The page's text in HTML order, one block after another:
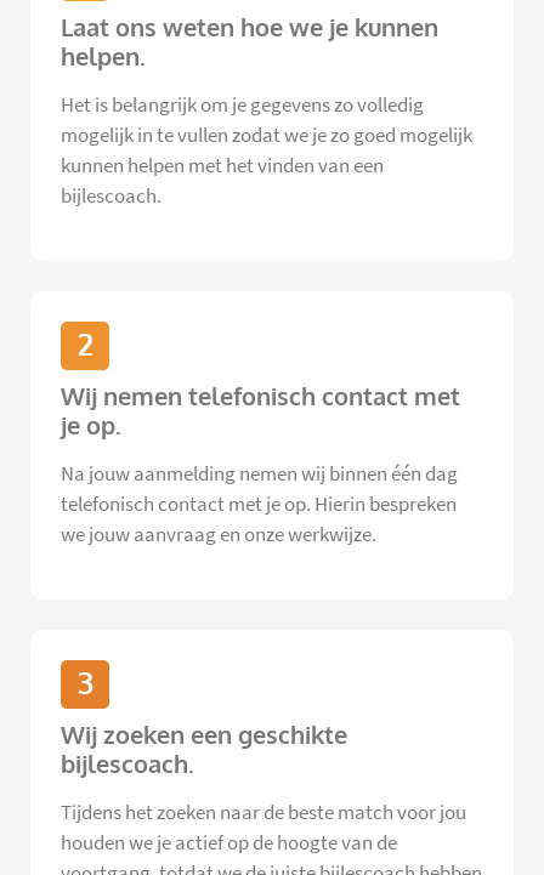
Laat ons weten hoe we je kunnen
helpen.
Het is belangrijk om je gegevens zo volledig
mogelijk in te vullen zodat we je zo goed mogelijk
kunnen helpen met het vinden van een
bijlescoach.
2
Wij nemen telefonisch contact met
je op.
Na jouw aanmelding nemen wij binnen één dag
telefonisch contact met je op. Hierin bespreken
we jouw aanvraag en onze werkwijze.
3
Wij zoeken een geschikte
bijlescoach.
Tijdens het zoeken naar de beste match voor jou
houden we je actief op de hoogte van de